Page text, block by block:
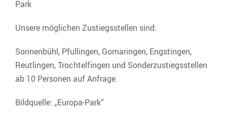
Park
Unsere möglichen Zustiegsstellen sind:
Sonnenbühl, Pfullingen, Gomaringen, Engstingen,
Reutlingen, Trochtelfingen und Sonderzustiegsstellen
ab 10 Personen auf Anfrage.
Bildquelle: „Europa-Park“